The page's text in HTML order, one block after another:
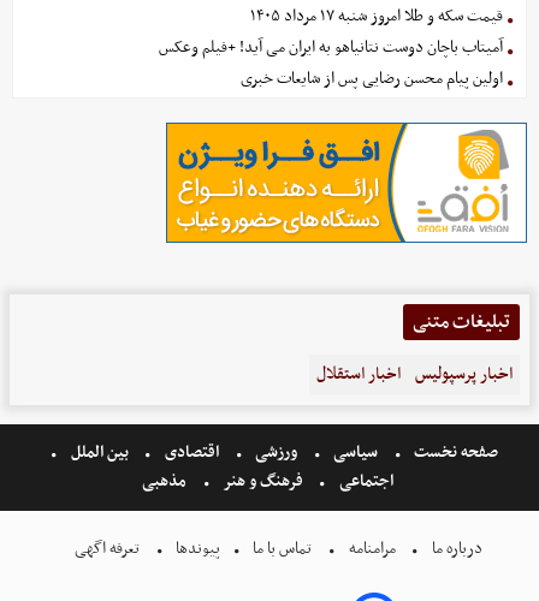
قیمت سکه و طلا امروز شنبه ۱۷ مرداد ۱۴۰۵
آمیتاب باچان دوست نتانیاهو به ایران می آید! +فیلم وعکس
اولین پیام محسن رضایی پس از شایعات خبری
تبلیغات متنی
اخبار پرسپولیس اخبار استقلال
صفحه نخست سیاسی ورزشی اقتصادی
بین الملل
اجتماعی
فرهنگ و هنر مذهبی
درباره ما مرامنامه تماس با ما پیوندها تعرفه اگهی